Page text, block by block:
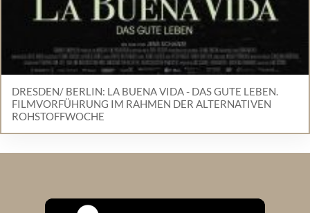
DRESDEN/ BERLIN: LA BUENA VIDA - DAS GUTE LEBEN.
FILMVORFÜHRUNG IM RAHMEN DER ALTERNATIVEN
ROHSTOFFWOCHE